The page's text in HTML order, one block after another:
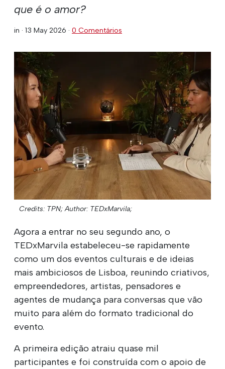
que é o amor?
in · 13 May 2026 · 0 Comentários
Credits: TPN; Author: TEDxMarvila;
Agora a entrar no seu segundo ano, o
TEDxMarvila estabeleceu-se rapidamente
como um dos eventos culturais e de ideias
mais ambiciosos de Lisboa, reunindo criativos,
empreendedores, artistas, pensadores e
agentes de mudança para conversas que vão
muito para além do formato tradicional do
evento.
A primeira edição atraiu quase mil
participantes e foi construída com o apoio de